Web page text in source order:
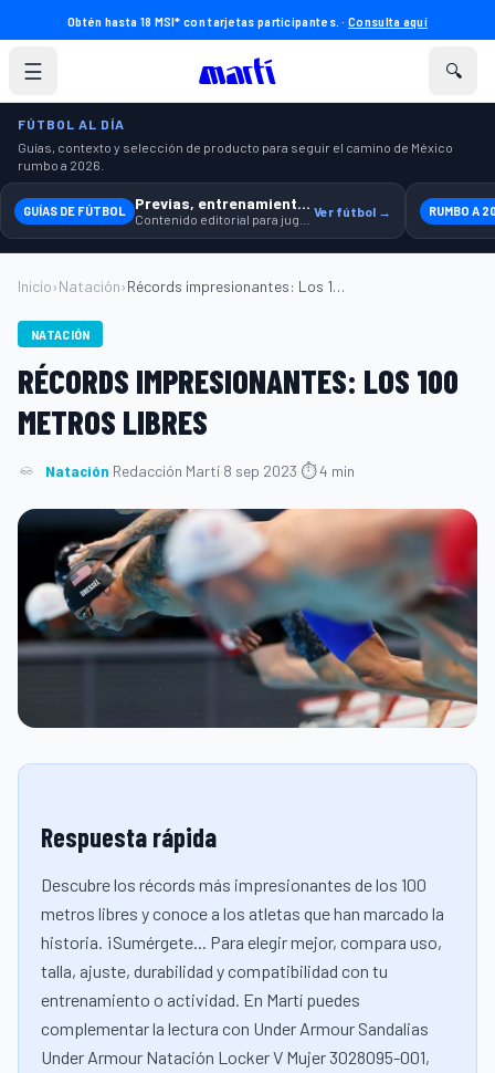
Obtén hasta 18 MSI* con tarjetas participantes. ·Consulta aquí
☰ 🔍
FÚTBOL AL DÍA
Guías, contexto y selección de producto para seguir el camino de México
rumbo a 2026.
GUÍAS DE FÚTBOL Previas, entrenamiento y producto Ver fútbol → RUMBO A
Inicio›Natación› Récords impresionantes: Los 100 metros l...
NATACIÓN
RÉCORDS IMPRESIONANTES: LOS 100
METROS LIBRES
Natación·Redacción Martí·8 sep 2023·⏱ 4 min
Respuesta rápida
Descubre los récords más impresionantes de los 100
metros libres y conoce a los atletas que han marcado la
historia. ¡Sumérgete... Para elegir mejor, compara uso,
talla, ajuste, durabilidad y compatibilidad con tu
entrenamiento o actividad. En Martí puedes
complementar la lectura con Under Armour Sandalias
Under Armour Natación Locker V Mujer 3028095-001,